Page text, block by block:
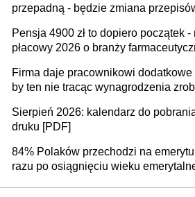
przepadną - będzie zmiana
ubezpieczeniom społecznym
Pensja 4900 zł to dopiero początek -
płacowy 2026 o branży
Firma daje pracownikowi dodatkowe
by ten nie tracąc wynagrodzenia
sprawdza
Sierpień 2026: kalendarz do
druku [PDF]
84% Polaków przechodzi na
razu po osiągnięciu wieku